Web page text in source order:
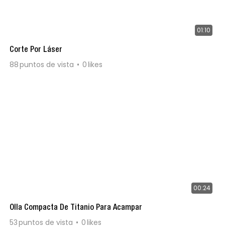
01:10
Corte Por Láser
88puntos de vista 0likes
00:24
Olla Compacta De Titanio Para Acampar
53puntos de vista 0likes